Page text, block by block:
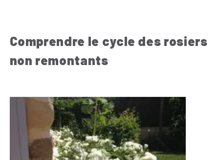
Comprendre le cycle des rosiers
non remontants